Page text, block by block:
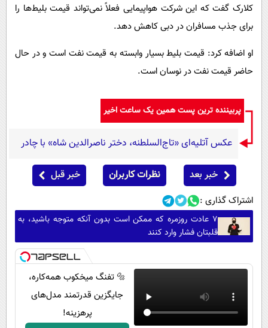
کلارک گفت که این شرکت هواپیمایی فعلاً نمی‌تواند قیمت بلیط‌ها را
برای جذب مسافران در دبی کاهش دهد.
او اضافه کرد: قیمت بلیط بسیار وابسته به قیمت نفت است و در حال
حاضر قیمت نفت در نوسان است.
پربیننده ترین پست همین یک ساعت اخیر
عکس آتلیه‌ای «تاج‌السلطنه، دختر ناصرالدین شاه» با چادر
خبر بعد نظرات کاربران خبر قبل
اشتراک گذاری :
۷ عادت روزمره که ممکن است بدون آنکه متوجه باشید، به
قلبتان فشار وارد کنند
🔩 تفنگ میخکوب همه‌کاره،
جایگزین قدرتمند مدل‌های
پرهزینه!